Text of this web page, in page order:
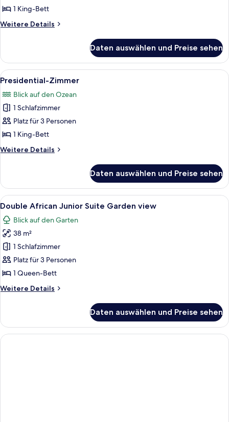
Nichtraucher,
Gartenblick
anzeigen
1 King-Bett
Weitere Details
Weitere
Zimmer,
Schlafzimmer,
Gartenblick
Daten auswählen und Preise sehen
Alle
Fotos
für
Presidential-
Zimmer
anzeigen
Ein Poolbereich mit Holzliegen,
6
Presidential-Zimmer
Blick auf den Ozean
1 Schlafzimmer
Platz für 3 Personen
1 King-Bett
Weitere Details
Weitere
Zimmer
Daten auswählen und Preise sehen
Alle
Fotos
für
Double
African
Junior
Suite
view
Ein modernes Hotelzimmer mit
5
Double African Junior Suite Garden view
Blick auf den Garten
38 m²
1 Schlafzimmer
Platz für 3 Personen
1 Queen-Bett
Weitere Details
Weitere
African
Junior
Suite
Daten auswählen und Preise sehen